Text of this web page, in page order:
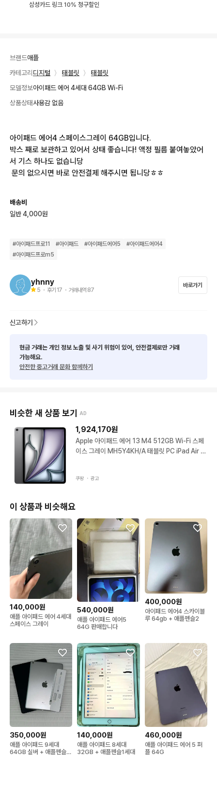
삼성카드 링크 10% 청구할인
브랜드애플
카테고리 디지털 〉 태블릿 〉
태블릿
모델정보아이패드 에어 4세대 64GB Wi-Fi
상품상태사용감 없음
아이패드 에어4 스페이스그레이 64GB입니다.
박스 째로 보관하고 있어서 상태 좋습니다! 액정 필름 붙여놓았어
서 기스 하나도 없습니당
문의 없으시면 바로 안전결제 해주시면 됩니당ㅎㅎ
배송비
일반 4,000원
#아이패드프로11 #아이패드 #아이패드에어5 #아이패드에어4
#아이패드프로m5
yhnny
5 ・ 후기 17 ・ 거래내역 87
바로가기
신고하기
현금 거래는 개인 정보 노출 및 사기 위험이 있어, 안전결제로만 거래
가능해요.
안전한 중고거래 문화 함께하기
비슷한 새 상품 보기 AD
1,924,170원
Apple 아이패드 에어 13 M4 512GB Wi-Fi 스페
이스 그레이 MH5Y4KH/A 태블릿 PC iPad Air 1
쿠팡 ・ 광고
이 상품과 비슷해요
140,000원
애플 아이패드 에어 4세대
스페이스 그레이
540,000원
애플 아이패드 에어5
64G 판매합니다
400,000원
아이패드 에어4 스카이블
루 64gb + 애플펜슬2
350,000원
애플 아이패드 9세대
64GB 실버 + 애플펜슬 1
140,000원
애플 아이패드 8세대
32GB + 애플펜슬1세대
460,000원
애플 아이패드 에어 5 퍼
플 64G